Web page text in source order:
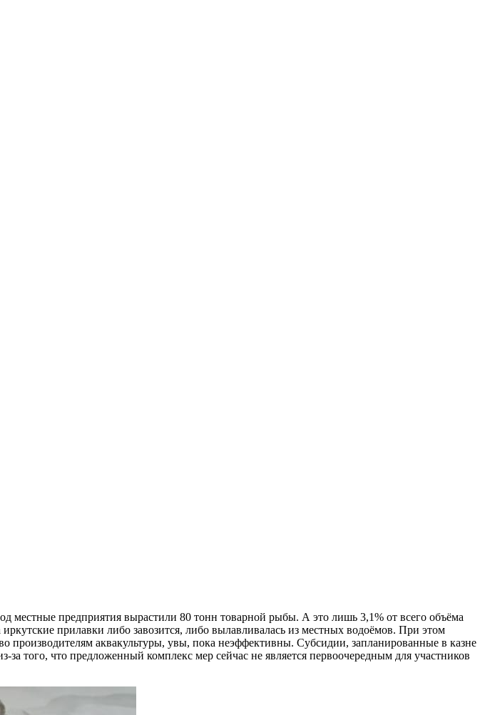
местные предприятия вырастили 80 тонн товарной рыбы. А это лишь 3,1% от всего объёма
прилавки либо завозится, либо вылавливалась из местных водоёмов. При этом
производителям аквакультуры, увы, пока неэффективны. Субсидии, запланированные в казне
того, что предложенный комплекс мер сейчас не является первоочередным для участников